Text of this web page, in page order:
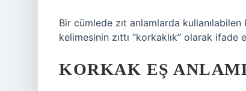
Bir cümlede zıt anlamlarda
kelimesinin zıttı “korkaklık” olarak ifade
KORKAK EŞ